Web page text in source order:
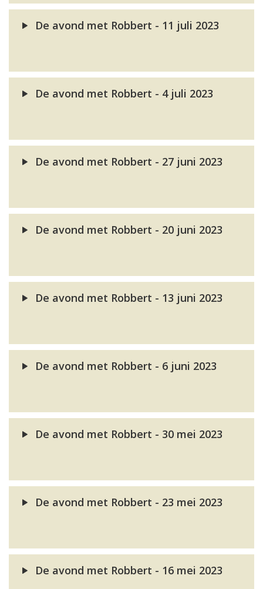
De avond met Robbert - 11 juli 2023
De avond met Robbert - 4 juli 2023
De avond met Robbert - 27 juni 2023
De avond met Robbert - 20 juni 2023
De avond met Robbert - 13 juni 2023
De avond met Robbert - 6 juni 2023
De avond met Robbert - 30 mei 2023
De avond met Robbert - 23 mei 2023
De avond met Robbert - 16 mei 2023